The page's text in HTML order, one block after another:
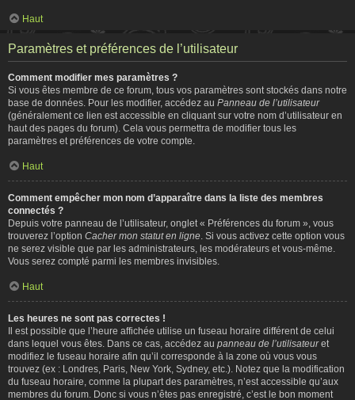
Haut
Paramètres et préférences de l’utilisateur
Comment modifier mes paramètres ?
Si vous êtes membre de ce forum, tous vos paramètres sont stockés dans notre
base de données. Pour les modifier, accédez au Panneau de l’utilisateur
(généralement ce lien est accessible en cliquant sur votre nom d’utilisateur en
haut des pages du forum). Cela vous permettra de modifier tous les
paramètres et préférences de votre compte.
Haut
Comment empêcher mon nom d’apparaître dans la liste des membres
connectés ?
Depuis votre panneau de l’utilisateur, onglet « Préférences du forum », vous
trouverez l’option Cacher mon statut en ligne . Si vous activez cette option vous
ne serez visible que par les administrateurs, les modérateurs et vous-même.
Vous serez compté parmi les membres invisibles.
Haut
Les heures ne sont pas correctes !
Il est possible que l’heure affichée utilise un fuseau horaire différent de celui
dans lequel vous êtes. Dans ce cas, accédez au panneau de l’utilisateuret
modifiez le fuseau horaire afin qu’il corresponde à la zone où vous vous
trouvez (ex : Londres, Paris, New York, Sydney, etc.). Notez que la modification
du fuseau horaire, comme la plupart des paramètres, n’est accessible qu’aux
membres du forum. Donc si vous n’êtes pas enregistré, c’est le bon moment